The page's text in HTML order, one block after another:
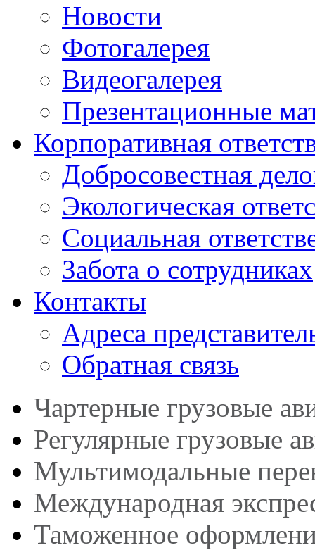
Новости
Фотогалерея
Видеогалерея
Презентационные
Корпоративная
Добросовестная
Экологическая
Социальная
Забота о сотрудниках
Контакты
Адреса
Обратная связь
Чартерные грузовые
Регулярные грузовые
Мультимодальные
Международная
Таможенное